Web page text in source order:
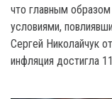
что главным
условиями,
Сергей Николайчук
инфляция достигла